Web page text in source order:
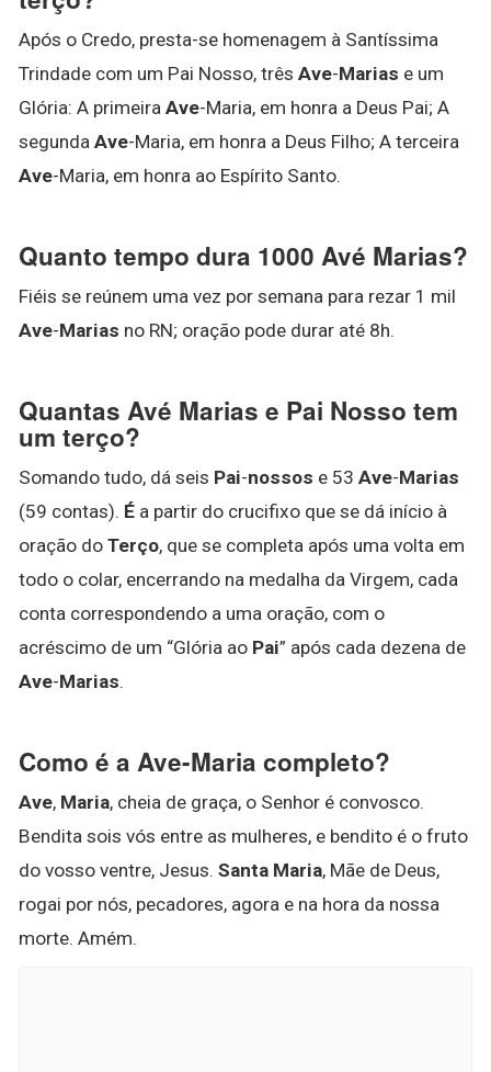
Após o Credo, presta-se homenagem à Santíssima
Trindade com um Pai Nosso, três Ave-Marias e um
Glória: A primeira Ave-Maria, em honra a Deus Pai; A
segunda Ave-Maria, em honra a Deus Filho; A terceira
Ave-Maria, em honra ao Espírito Santo.
Quanto tempo dura 1000 Avé Marias?
Fiéis se reúnem uma vez por semana para rezar 1 mil
Ave-Marias no RN; oração pode durar até 8h.
Quantas Avé Marias e Pai Nosso tem
um terço?
Somando tudo, dá seis Pai-nossos e 53 Ave-Marias
(59 contas). É a partir do crucifixo que se dá início à
oração do Terço, que se completa após uma volta em
todo o colar, encerrando na medalha da Virgem, cada
conta correspondendo a uma oração, com o
acréscimo de um “Glória ao Pai” após cada dezena de
Ave-Marias.
Como é a Ave-Maria completo?
Ave, Maria, cheia de graça, o Senhor é convosco.
Bendita sois vós entre as mulheres, e bendito é o fruto
do vosso ventre, Jesus. Santa Maria, Mãe de Deus,
rogai por nós, pecadores, agora e na hora da nossa
morte. Amém.